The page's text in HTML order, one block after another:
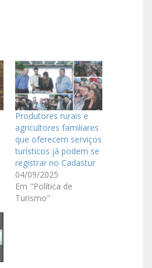
Produtores rurais e
agricultores familiares
que oferecem serviços
turísticos já podem se
registrar no Cadastur
04/09/2025
Em "Política de
Turismo"